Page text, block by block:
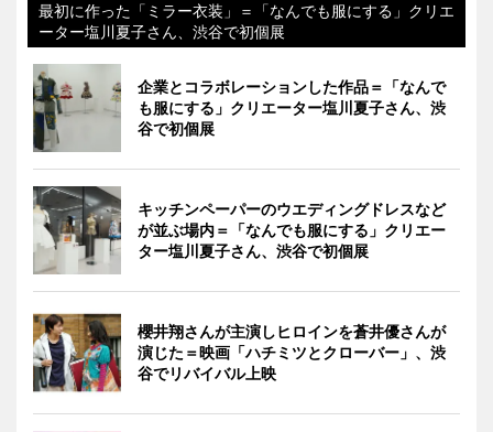
最初に作った「ミラー衣装」＝「なんでも服にする」クリエ
ーター塩川夏子さん、渋谷で初個展
企業とコラボレーションした作品＝「なんで
も服にする」クリエーター塩川夏子さん、渋
谷で初個展
キッチンペーパーのウエディングドレスなど
が並ぶ場内＝「なんでも服にする」クリエー
ター塩川夏子さん、渋谷で初個展
櫻井翔さんが主演しヒロインを蒼井優さんが
演じた＝映画「ハチミツとクローバー」、渋
谷でリバイバル上映